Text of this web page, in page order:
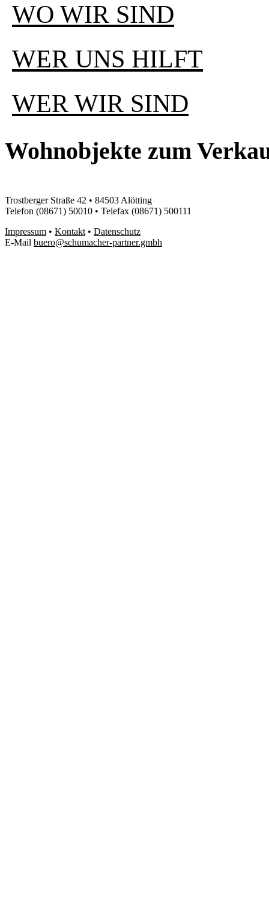
WO WIR SIND
WER UNS HILFT
WER WIR SIND
Wohnobjekte zum
Trostberger Straße 42 • 84503 Alötting
Telefon (08671) 50010 • Telefax (08671) 500111
Impressum • Kontakt• Datenschutz
E-Mail buero@schumacher-partner.gmbh